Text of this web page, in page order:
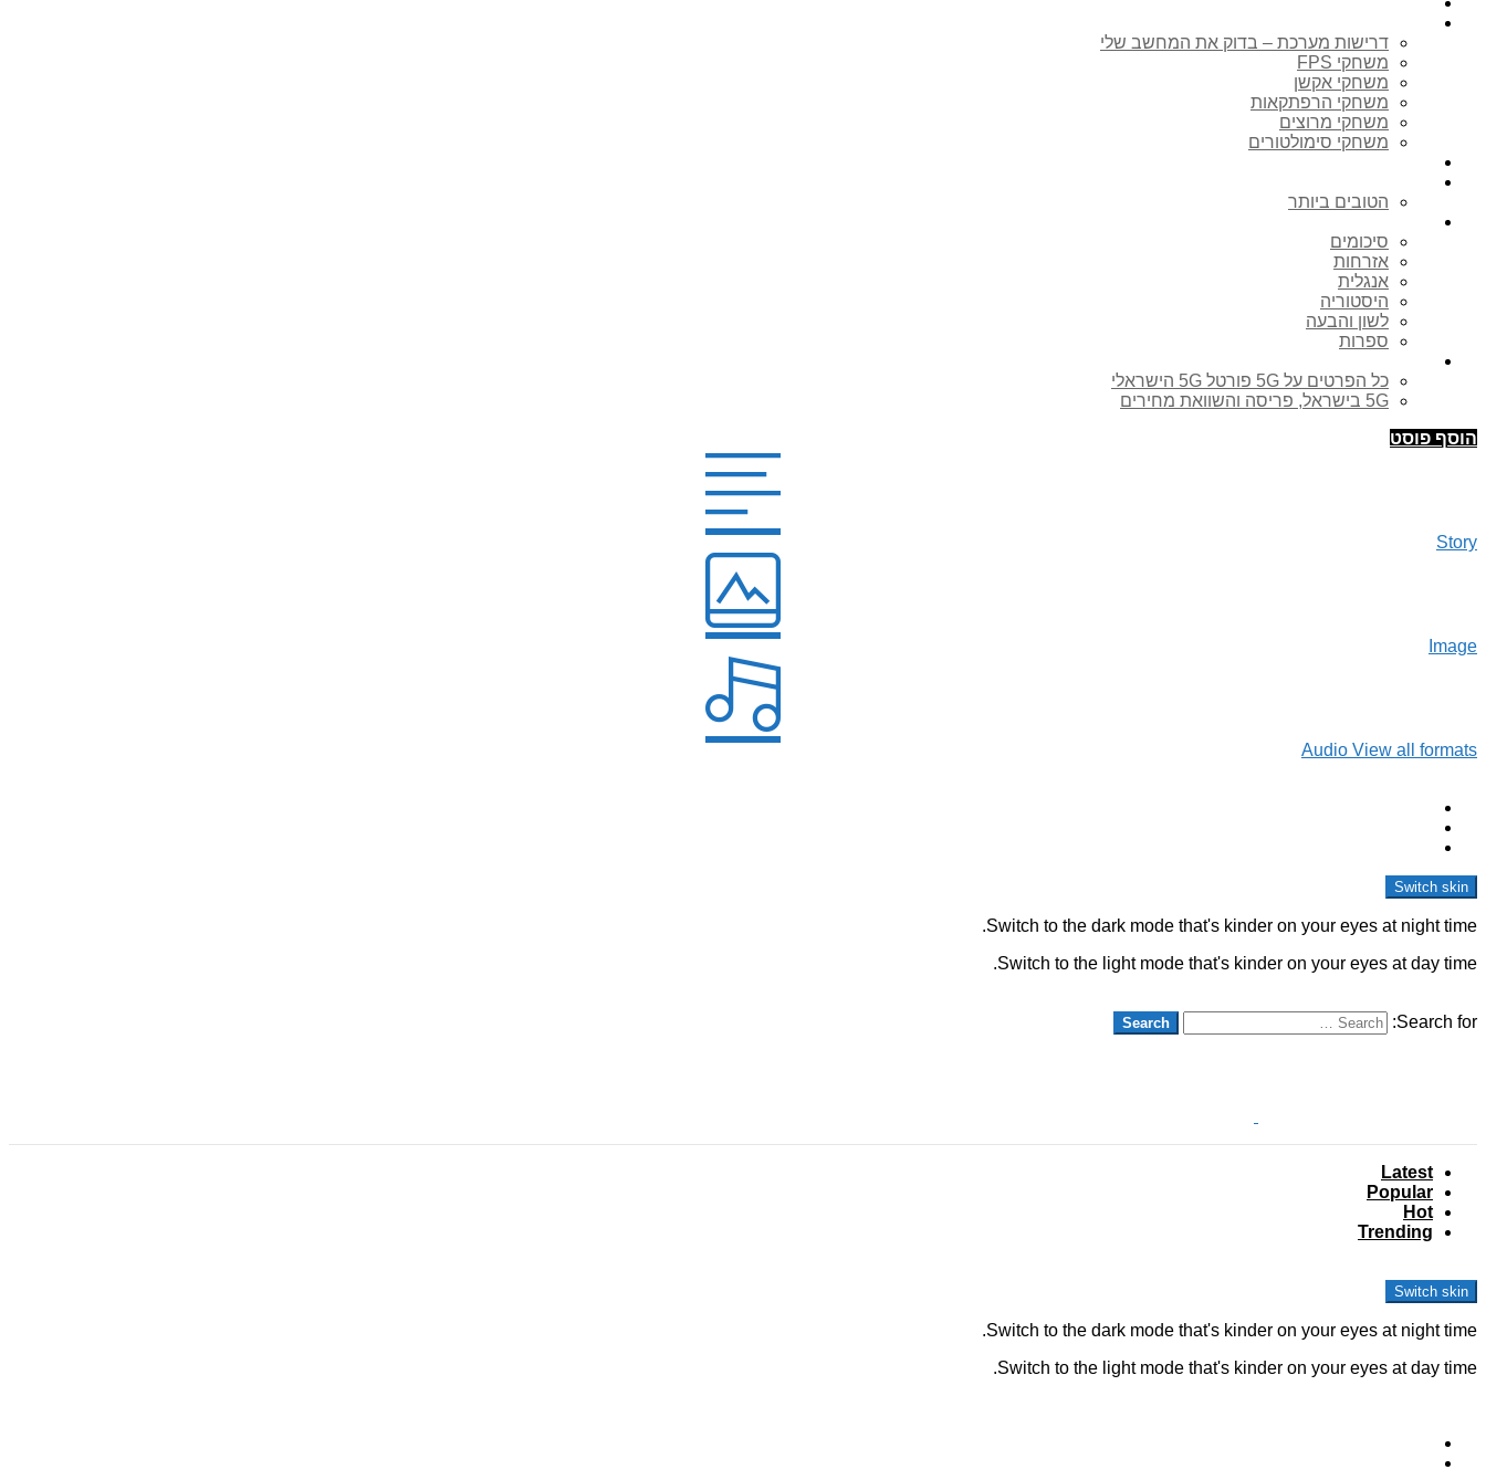
דרישות מערכת – בדוק את המחשב שלי
משחקי FPS
משחקי אקשן
משחקי הרפתקאות
משחקי מרוצים
משחקי סימולטורים
הטובים ביותר
סיכומים
אזרחות
אנגלית
היסטוריה
לשון והבעה
ספרות
כל הפרטים על 5G פורטל 5G הישראלי
5G בישראל, פריסה והשוואת מחירים
הוסף פוסט
Story
Image
Audio View all formats
Switch skin
Switch to the dark mode that's kinder on your eyes at night time.
Switch to the light mode that's kinder on your eyes at day time.
Search for:
Search
Latest
Popular
Hot
Trending
Switch skin
Switch to the dark mode that's kinder on your eyes at night time.
Switch to the light mode that's kinder on your eyes at day time.